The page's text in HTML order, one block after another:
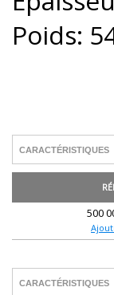
Poids:
CARACTÉRISTIQUES
500
CARACTÉRISTIQUES